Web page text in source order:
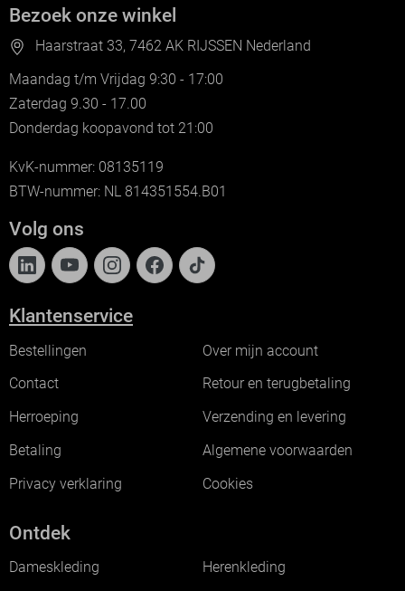
Bezoek onze winkel
Haarstraat 33, 7462 AK RIJSSEN Nederland
Maandag t/m Vrijdag 9:30 - 17:00
Zaterdag 9.30 - 17.00
Donderdag koopavond tot 21:00
KvK-nummer: 08135119
BTW-nummer: NL 814351554.B01
Volg ons
Klantenservice
Bestellingen
Over mijn account
Contact
Retour en terugbetaling
Herroeping
Verzending en levering
Betaling
Algemene voorwaarden
Privacy verklaring
Cookies
Ontdek
Dameskleding
Herenkleding